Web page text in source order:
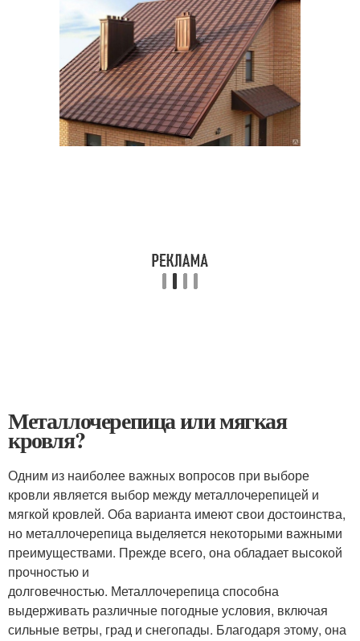
Металлочерепица или мягкая
кровля?
Одним из наиболее важных вопросов при выборе
кровли является выбор между металлочерепицей и
мягкой кровлей. Оба варианта имеют свои достоинства,
но металлочерепица выделяется некоторыми важными
преимуществами. Прежде всего, она обладает высокой
прочностью и
долговечностью. Металлочерепица способна
выдерживать различные погодные условия, включая
сильные ветры, град и снегопады. Благодаря этому, она